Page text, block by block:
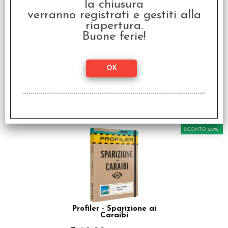
Profiler - I Fantasmi di
Brandonsbury
€ 29,99
Profiler - Sparizione ai
Caraibi
SCONTO 20%
la chiusura
verranno registrati e gestiti alla
riapertura.
Buone ferie!